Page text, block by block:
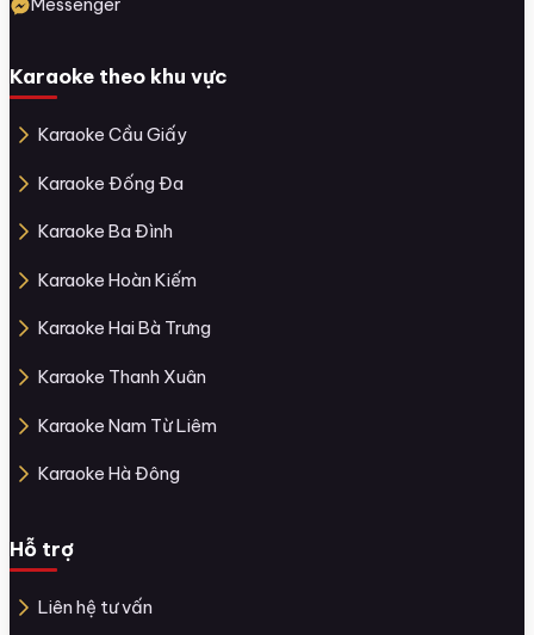
Karaoke theo khu vực
Karaoke Cầu Giấy
Karaoke Đống Đa
Karaoke Ba Đình
Karaoke Hoàn Kiếm
Karaoke Hai Bà Trưng
Karaoke Thanh Xuân
Karaoke Nam Từ Liêm
Karaoke Hà Đông
Hỗ trợ
Liên hệ tư vấn